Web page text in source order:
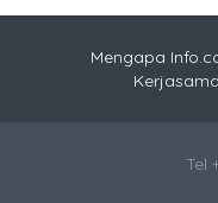
Mengapa
Tel